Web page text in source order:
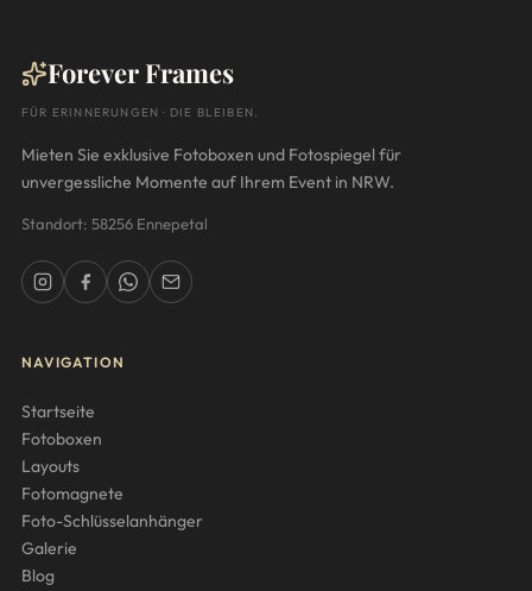
Forever Frames
FÜR ERINNERUNGEN · DIE BLEIBEN.
Mieten Sie exklusive Fotoboxen und Fotospiegel für
unvergessliche Momente auf Ihrem Event in NRW.
Standort: 58256 Ennepetal
NAVIGATION
Startseite
Fotoboxen
Layouts
Fotomagnete
Foto-Schlüsselanhänger
Galerie
Blog